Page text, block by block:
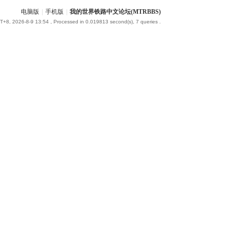
电脑版 手机版 我的世界铁路中文论坛(MTRBBS)
2026-8-9 13:54 , Processed in 0.019813 second(s), 7 queries .